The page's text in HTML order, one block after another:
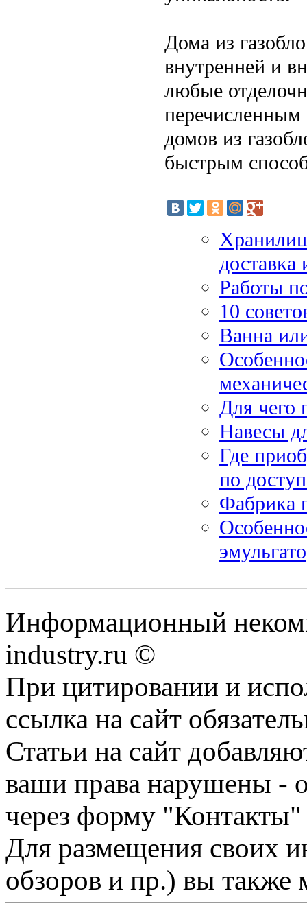
Дома из
внутренней и
любые
домов из
быстрым
Работы
10
Ванна
Для чего
Навесы
Где
по
Фабрика
Информационный
industry.ru ©
При цитировании и
ссылка на сайт
Статьи на сайт
ваши права нарушены -
через форму "Контакты"
Для размещения своих
обзоров и пр.) вы также